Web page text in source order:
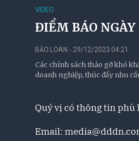
VIDEO
ĐIỂM BÁO
BẢO LOAN - 29/12/2023 04:21
Các chính sách tháo gỡ khó
doanh nghiệp, thúc đẩy nhu
Quý vị có thông tin phù
Email: